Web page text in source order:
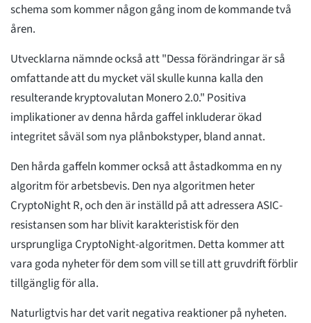
schema som kommer någon gång inom de kommande två
åren.
Utvecklarna nämnde också att "Dessa förändringar är så
omfattande att du mycket väl skulle kunna kalla den
resulterande kryptovalutan Monero 2.0." Positiva
implikationer av denna hårda gaffel inkluderar ökad
integritet såväl som nya plånbokstyper, bland annat.
Den hårda gaffeln kommer också att åstadkomma en ny
algoritm för arbetsbevis. Den nya algoritmen heter
CryptoNight R, och den är inställd på att adressera ASIC-
resistansen som har blivit karakteristisk för den
ursprungliga CryptoNight-algoritmen. Detta kommer att
vara goda nyheter för dem som vill se till att gruvdrift förblir
tillgänglig för alla.
Naturligtvis har det varit negativa reaktioner på nyheten.